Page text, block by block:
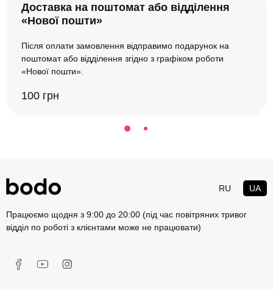
Доставка на поштомат або відділення
«Нової пошти»
Після оплати замовлення відправимо подарунок на
поштомат або відділення згідно з графіком роботи
«Нової пошти».
100 грн
RU UA
Працюємо щодня з 9:00 до 20:00 (під час повітряних тривог
відділ по роботі з клієнтами може не працювати)